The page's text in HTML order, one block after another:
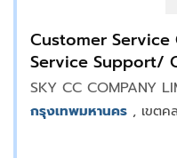
Customer
Service Support/
คลองเตย
SKY CC COMPANY
กรุงเทพมหานคร , เขตค